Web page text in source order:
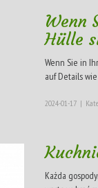
Wenn
Hülle
Wenn Sie in
auf Details
2024-01-17 |
Każda